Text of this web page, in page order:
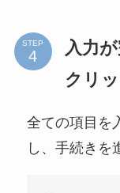
STEP
入力
クリ
全ての項目を
し、手続きを